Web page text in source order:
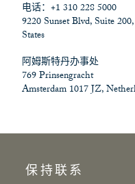
电话：+1 310 228 5000
9220 Sunset Blvd, Suite
States
阿姆斯特丹办事处
769 Prinsengracht
Amsterdam 1017 JZ,
保持联系